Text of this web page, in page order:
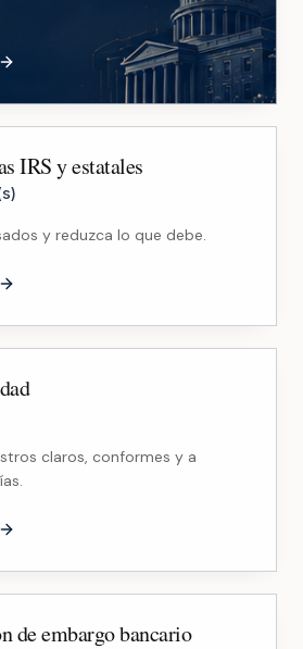
IRS y estatales
y reduzca lo que debe.
claros, conformes y a
de embargo bancario